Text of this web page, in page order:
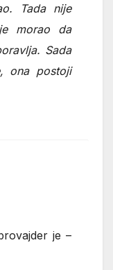
Tada nije
morao da
Sada
ona postoji
je –